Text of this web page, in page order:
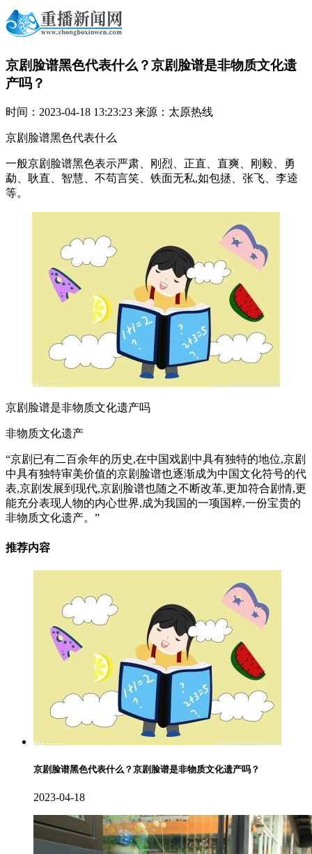
京剧脸谱黑色代表什么？京剧脸谱是非物质文化遗
产吗？
时间：2023-04-18 13:23:23 来源：太原热线
京剧脸谱黑色代表什么
一般京剧脸谱黑色表示严肃、刚烈、正直、直爽、刚毅、勇
勐、耿直、智慧、不苟言笑、铁面无私,如包拯、张飞、李逵
等。
京剧脸谱是非物质文化遗产吗
非物质文化遗产
“京剧已有二百余年的历史,在中国戏剧中具有独特的地位,京剧
中具有独特审美价值的京剧脸谱也逐渐成为中国文化符号的代
表,京剧发展到现代,京剧脸谱也随之不断改革,更加符合剧情,更
能充分表现人物的内心世界,成为我国的一项国粹,一份宝贵的
非物质文化遗产。”
推荐内容
京剧脸谱黑色代表什么？京剧脸谱是非物质文化遗产吗？
2023-04-18